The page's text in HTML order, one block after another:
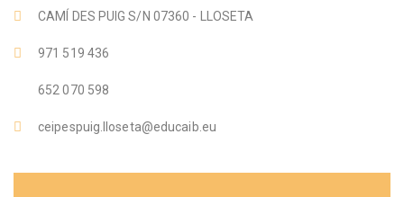
CAMÍ DES PUIG S/N 07360 - LLOSETA
971 519 436
652 070 598
ceipespuig.lloseta@educaib.eu